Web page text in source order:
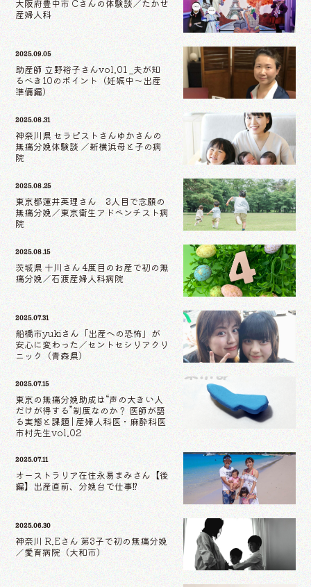
大阪府豊中市 Cさんの体験談／たかせ
産婦人科
2025.09.05
助産師 立野裕子さんvol.01 _夫が知
るべき10のポイント（妊娠中〜出産
準備編）
2025.08.31
神奈川県 セラピストさんゆかさんの
無痛分娩体験談 ／新横浜母と子の病
院
2025.08.25
東京都蓮井英理さん 3人目で念願の
無痛分娩／東京衛生アドベンチスト病
院
2025.08.15
茨城県 十川さん 4度目のお産で初の無
痛分娩／石渡産婦人科病院
2025.07.31
船橋市yukiさん「出産への恐怖」が
安心に変わった／セントセシリアクリ
ニック（青森県）
2025.07.15
東京の無痛分娩助成は“声の大きい人
だけが得する”制度なのか？ 医師が語
る実態と課題 | 産婦人科医・麻酔科医
市村先生vol.02
2025.07.11
オーストラリア在住永易まみさん【後
編】出産直前、分娩台で仕事⁉
2025.06.30
神奈川 R.Eさん 第3子で初の無痛分娩
／愛育病院（大和市）